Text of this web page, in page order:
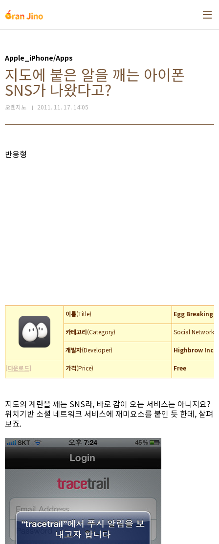
Apple_iPhone/Apps
지도에 붙은 알을 깨는 아이폰
SNS가 나왔다고?
오렌지노 2011. 11. 17. 14:05
반응형
이름(Title) Egg Breaking
카테고리(Category) Social
개발자(Developer) Highbrow Inc.
[다운로드] 가격(Price) Free
지도의 계란을 깨는 SNS라, 바로 감이 오는 서비스는 아니지요?
위치기반 소셜 네트워크 서비스에 재미요소를 붙인 듯 한데, 살펴
보죠.